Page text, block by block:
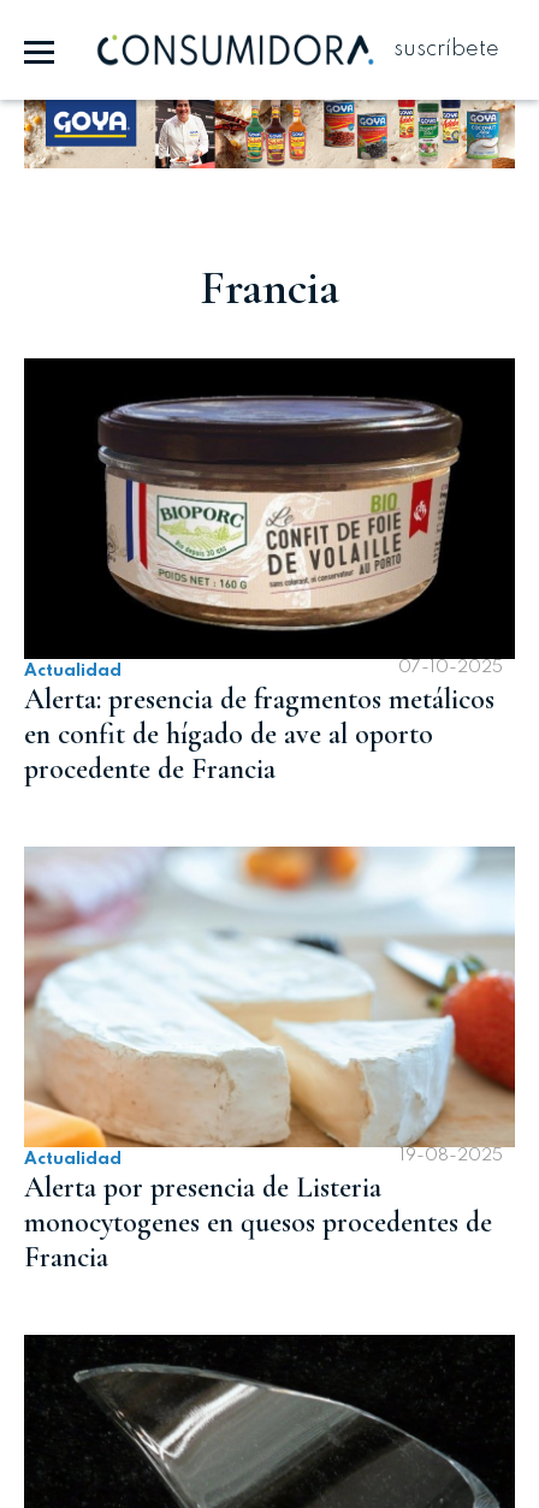
suscríbete
Francia
Actualidad 07-10-2025
Alerta: presencia de fragmentos metálicos
en confit de hígado de ave al oporto
procedente de Francia
Actualidad 19-08-2025
Alerta por presencia de Listeria
monocytogenes en quesos procedentes de
Francia